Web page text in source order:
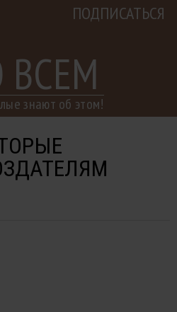
ВСЕМ
знают об этом!
ПОДПИСАТЬСЯ